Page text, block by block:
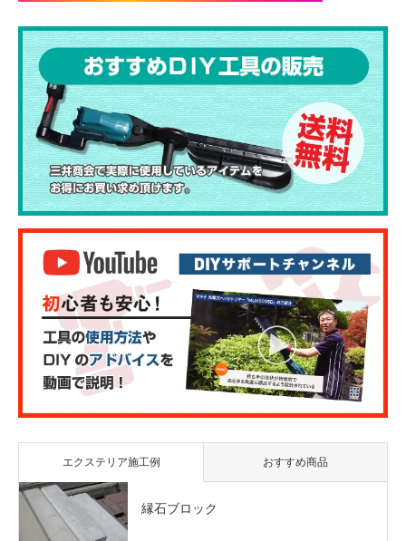
エクステリア施工例 おすすめ商品
縁石ブロック